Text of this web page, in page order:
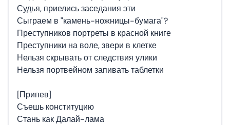
Судья, приелись заседания эти
Сыграем в "камень-ножницы-бумага"?
Преступников портреты в красной книге
Преступники на воле, звери в клетке
Нельзя скрывать от следствия улики
Нельзя портвейном запивать таблетки
[Припев]
Съешь конституцию
Стань как Далай-лама